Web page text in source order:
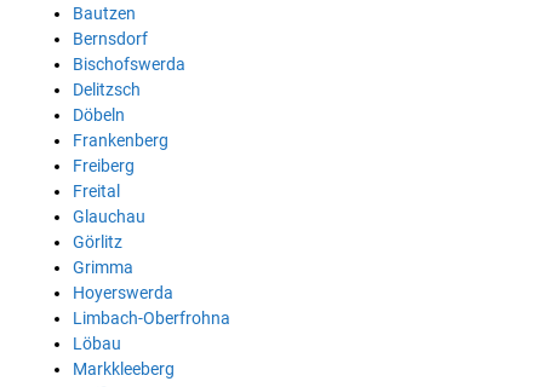
Bautzen
Bernsdorf
Bischofswerda
Delitzsch
Döbeln
Frankenberg
Freiberg
Freital
Glauchau
Görlitz
Grimma
Hoyerswerda
Limbach-Oberfrohna
Löbau
Markkleeberg